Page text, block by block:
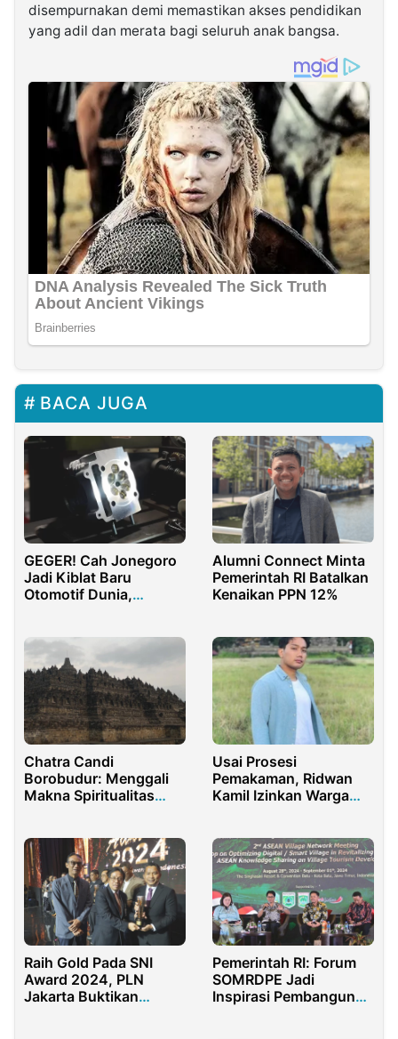
disempurnakan demi memastikan akses pendidikan
yang adil dan merata bagi seluruh anak bangsa.
BACA JUGA
GEGER! Cah Jonegoro
Jadi Kiblat Baru
Otomotif Dunia,
Alumni Connect Minta
Pemerintah RI Batalkan
Kenaikan PPN 12%
Chatra Candi
Borobudur: Menggali
Makna Spiritualitas
Usai Prosesi
Pemakaman, Ridwan
Kamil Izinkan Warga
Raih Gold Pada SNI
Award 2024, PLN
Jakarta Buktikan
Pemerintah RI: Forum
SOMRDPE Jadi
Inspirasi Pembangunan